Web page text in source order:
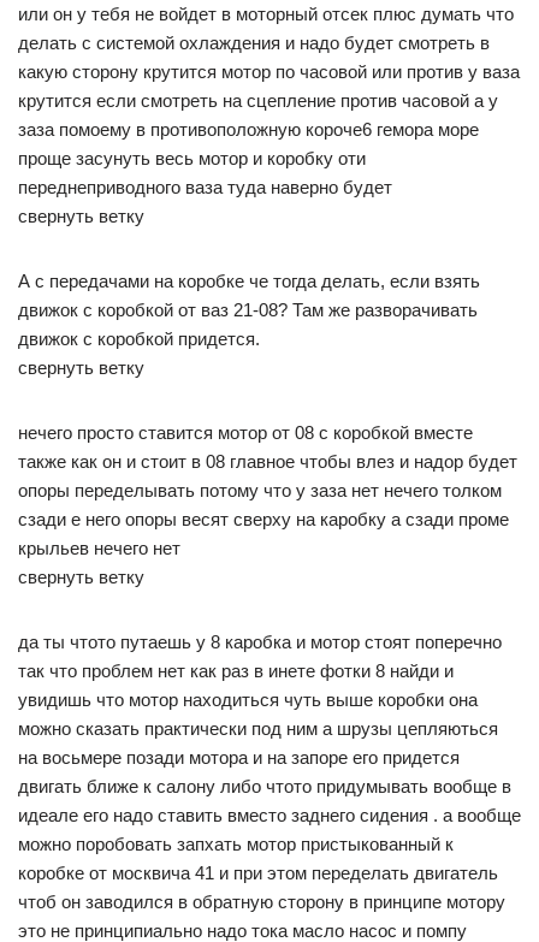
или он у тебя не войдет в моторный отсек плюс думать что
делать с системой охлаждения и надо будет смотреть в
какую сторону крутится мотор по часовой или против у ваза
крутится если смотреть на сцепление против часовой а у
заза помоему в противоположную короче6 гемора море
проще засунуть весь мотор и коробку оти
переднеприводного ваза туда наверно будет
свернуть ветку
А с передачами на коробке че тогда делать, если взять
движок с коробкой от ваз 21-08? Там же разворачивать
движок с коробкой придется.
свернуть ветку
нечего просто ставится мотор от 08 с коробкой вместе
также как он и стоит в 08 главное чтобы влез и надор будет
опоры переделывать потому что у заза нет нечего толком
сзади е него опоры весят сверху на каробку а сзади проме
крыльев нечего нет
свернуть ветку
да ты чтото путаешь у 8 каробка и мотор стоят поперечно
так что проблем нет как раз в инете фотки 8 найди и
увидишь что мотор находиться чуть выше коробки она
можно сказать практически под ним а шрузы цепляються
на восьмере позади мотора и на запоре его придется
двигать ближе к салону либо чтото придумывать вообще в
идеале его надо ставить вместо заднего сидения . а вообще
можно поробовать запхать мотор пристыкованный к
коробке от москвича 41 и при этом переделать двигатель
чтоб он заводился в обратную сторону в принципе мотору
это не принципиально надо тока масло насос и помпу